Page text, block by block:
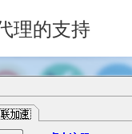
理的支持